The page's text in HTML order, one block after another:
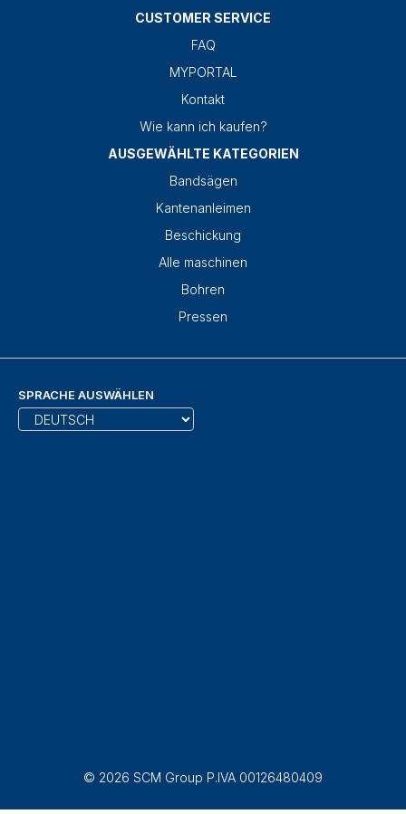
CUSTOMER SERVICE
FAQ
MYPORTAL
Kontakt
Wie kann ich kaufen?
AUSGEWÄHLTE KATEGORIEN
Bandsägen
Kantenanleimen
Beschickung
Alle maschinen
Bohren
Pressen
SPRACHE AUSWÄHLEN
© 2026 SCM Group P.IVA 00126480409